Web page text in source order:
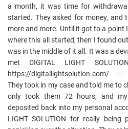
a month, it was time for
started. They asked for money, and
more and more. Until it got to a point
where this all started, then I found
was in the middle of it all. It was a
met DIGITAL LIGHT
https://digitallightsolution.com/ —
They took in my case and told me to
only took them 72 hours, and
deposited back into my personal
LIGHT SOLUTION for really